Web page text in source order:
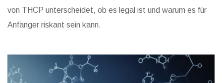
von THCP unterscheidet, ob es legal ist und warum es für
Anfänger riskant sein kann.